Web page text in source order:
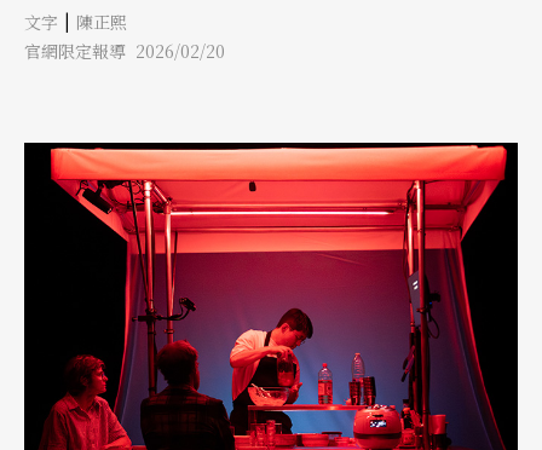
「2019反送中運動」過後移居台灣的港人小杜，應兩人之邀加入遊
行行列。走在充滿歡樂氣息的KH Pride中，吳明的記憶回到了40多
片片斷斷逐漸填補了記憶的空缺，吳明的真實身分，逐漸浮現，遺
憾、悔恨、罪咎也隨之而生 第四人稱表演域重演的《暗島》，借
用了2014年諾貝爾文學獎得主派屈克．莫迪亞諾（Patrick
Modiano）《暗店街》（Rue des boutiques obscures）的主角形
象與敘事架構，透過主人翁的追尋，帶我們重回台灣主體性萌生的
1970年代，見證當時的兩個重要事件：「鄉土文學論戰」與「美麗
島事件」，前者從文學的視角揭開不為大眾所熟知的社會真實，引
燃激烈論戰；後者始於政治異議者的和平宣示，導致政治鎮壓。主
人翁的失憶，源自個人情感與社會動態的拉扯，他能重拾記憶，則
有賴年輕世代的自信，和開放自由的社會氛圍，美麗島時代的衝突
對峙，已經被KH Pride的歡樂平和所取代，過去的黑暗，終究迎來
了當下的明亮，民主開放、多元包容的台灣，不僅是大家的共識，
更是華人地區的典範。
文字 | 陳正熙
官網限定報導 2026/02/20